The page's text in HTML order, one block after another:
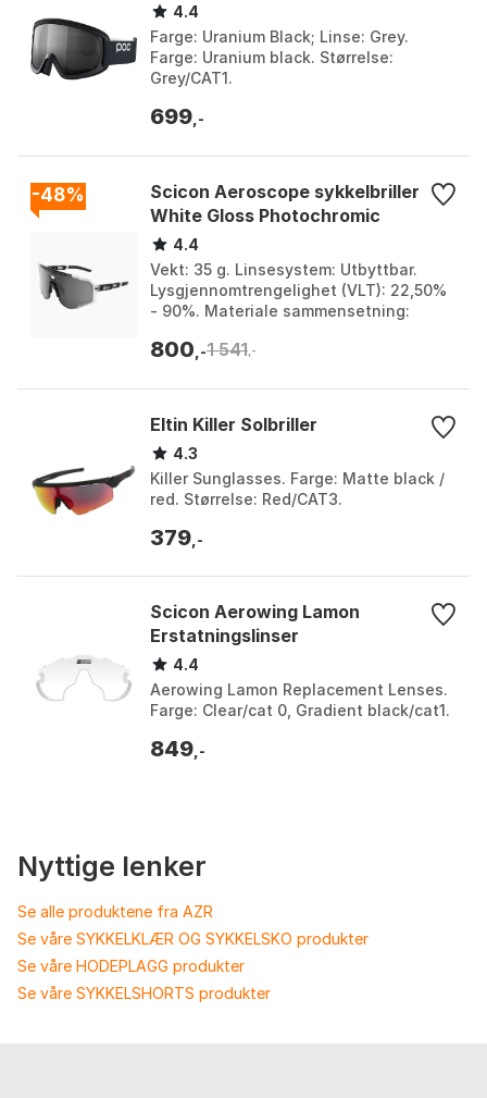
4.4
Farge: Uranium Black; Linse: Grey.
Farge: Uranium black. Størrelse:
Grey/CAT1.
699 ,-
-48%
Scicon Aeroscope sykkelbriller
White Gloss Photochromic
4.4
Vekt: 35 g. Linsesystem: Utbyttbar.
Lysgjennomtrengelighet (VLT): 22,50%
- 90%. Materiale sammensetning:
Linse: Polykarbonat. F...
800 ,-1 541,-
Eltin Killer Solbriller
4.3
Killer Sunglasses. Farge: Matte black /
red. Størrelse: Red/CAT3.
379 ,-
Scicon Aerowing Lamon
Erstatningslinser
4.4
Aerowing Lamon Replacement Lenses.
Farge: Clear/cat 0, Gradient black/cat1.
849 ,-
Nyttige lenker
Se alle produktene fra AZR
Se våre SYKKELKLÆR OG SYKKELSKO produkter
Se våre HODEPLAGG produkter
Se våre SYKKELSHORTS produkter